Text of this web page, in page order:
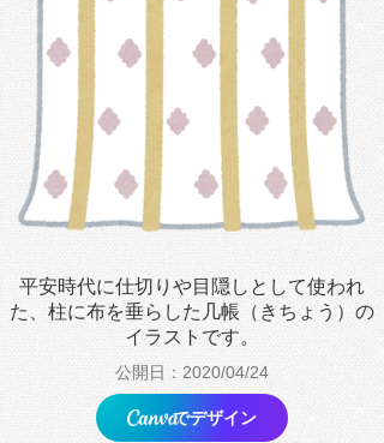
平安時代に仕切りや目隠しとして使われ
た、柱に布を垂らした几帳（きちょう）の
イラストです。
公開日：2020/04/24
でデザイン